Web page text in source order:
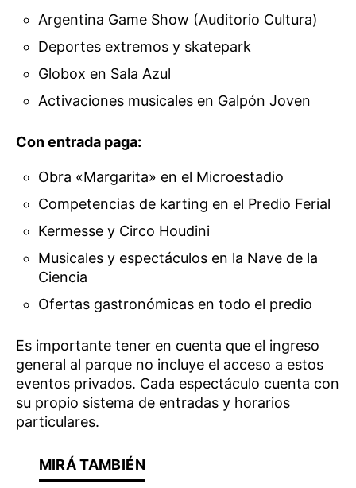
Argentina Game Show (Auditorio Cultura)
Deportes extremos y skatepark
Globox en Sala Azul
Activaciones musicales en Galpón Joven
Con entrada paga:
Obra «Margarita» en el Microestadio
Competencias de karting en el Predio Ferial
Kermesse y Circo Houdini
Musicales y espectáculos en la Nave de la
Ciencia
Ofertas gastronómicas en todo el predio
Es importante tener en cuenta que el ingreso
general al parque no incluye el acceso a estos
eventos privados. Cada espectáculo cuenta con
su propio sistema de entradas y horarios
particulares.